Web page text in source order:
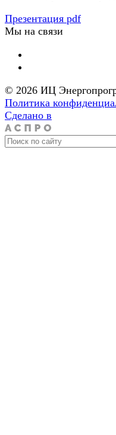
Презентация pdf
Мы на связи
© 2026 ИЦ
Политика
Сделано в